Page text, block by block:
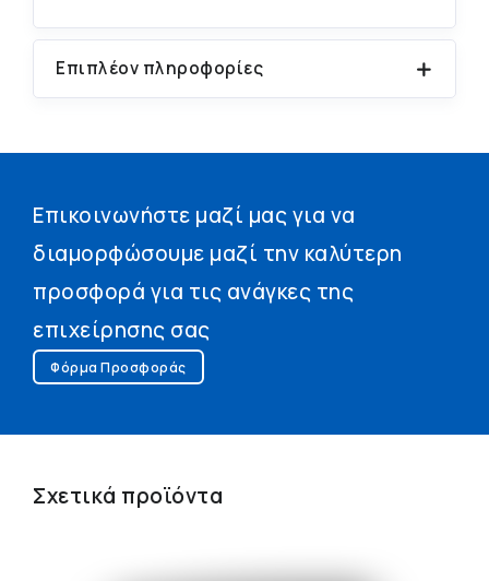
Επιπλέον πληροφορίες
Επικοινωνήστε μαζί μας για να
διαμορφώσουμε μαζί την καλύτερη
προσφορά για τις ανάγκες της
επιχείρησης σας
Φόρμα Προσφοράς
Σχετικά προϊόντα